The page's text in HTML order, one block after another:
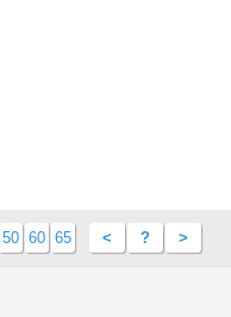
50 60 65 < ? >